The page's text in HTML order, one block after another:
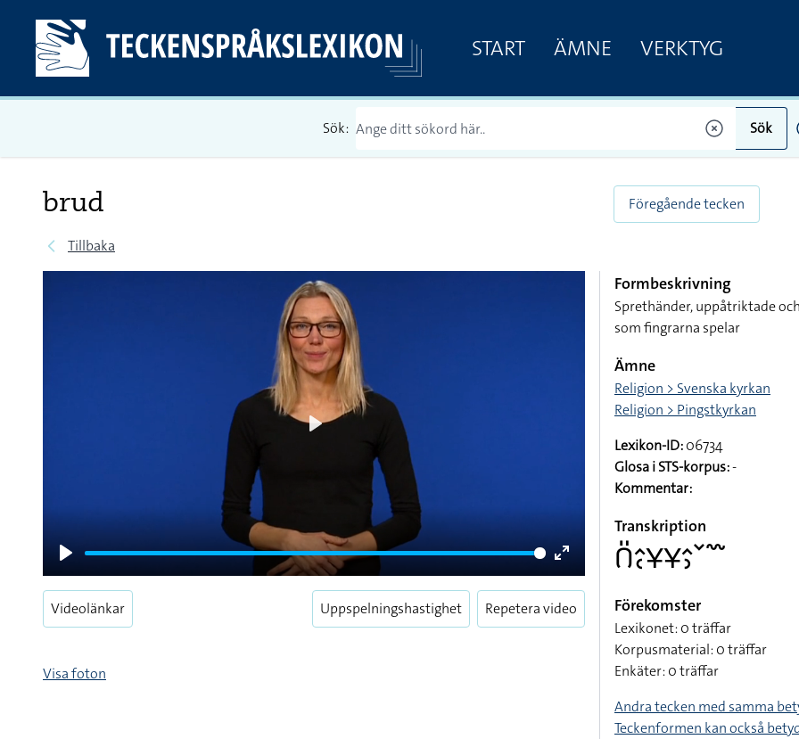
START ÄMNE VERKTYG
Sök: Sök
brud
Tillbaka
Föregående tecken
Play
Enter
fullscreen
Videolänkar Uppspelningshastighet Repetera video
Visa foton
Formbeskrivning
Sprethänder, uppåtriktade
som fingrarna spelar
Ämne
Religion > Svenska kyrkan
Religion > Pingstkyrkan
Lexikon-ID:06734
Glosa i STS-korpus:-
Kommentar:
Transkription
􌤂􌤺􌤵􌥗􌥃􌥃􌤵􌤶􌥧􌥳
Förekomster
Lexikonet: 0 träffar
Korpusmaterial: 0 träffar
Enkäter: 0 träffar
Andra tecken med samma
Teckenformen kan också